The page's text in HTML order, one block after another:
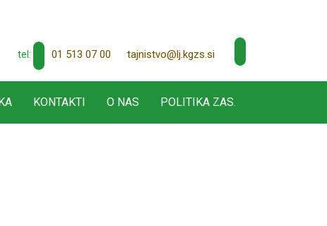
tel: 01 513 07 00 tajnistvo@lj.kgzs.si
KONTAKTI O NAS POLITIKA ZAS.